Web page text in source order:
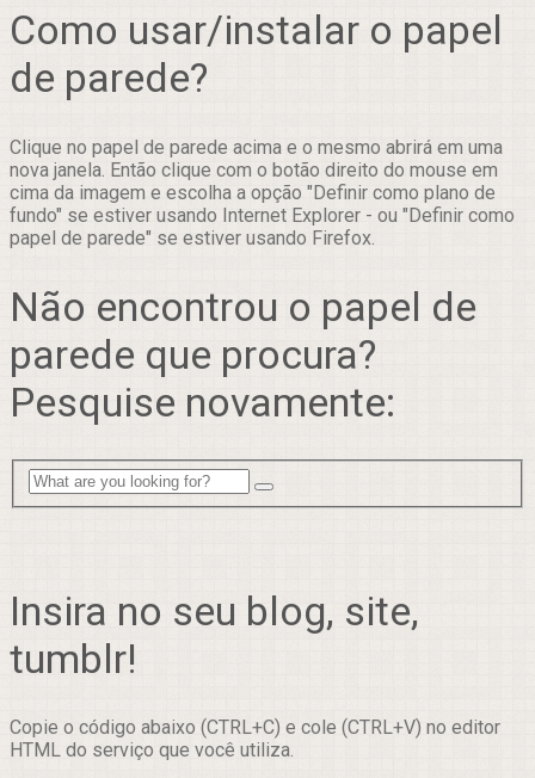
Como usar/instalar o papel
de parede?
Clique no papel de parede acima e o mesmo abrirá em uma
nova janela. Então clique com o botão direito do mouse em
cima da imagem e escolha a opção "Definir como plano de
fundo" se estiver usando Internet Explorer - ou "Definir como
papel de parede" se estiver usando Firefox.
Não encontrou o papel de
parede que procura?
Pesquise novamente:
Insira no seu blog, site,
tumblr!
Copie o código abaixo (CTRL+C) e cole (CTRL+V) no editor
HTML do serviço que você utiliza.